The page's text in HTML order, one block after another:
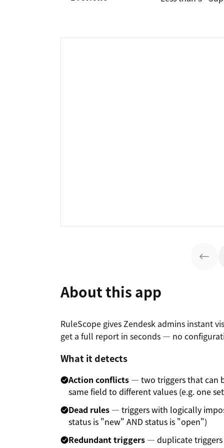
About this app
RuleScope gives Zendesk admins instant
get a full report in seconds — no
What it detects
Action conflicts — two triggers that can
same field to different values (e.g. one
Dead rules — triggers with logically
status is "new" AND status is "open")
Redundant triggers — duplicate